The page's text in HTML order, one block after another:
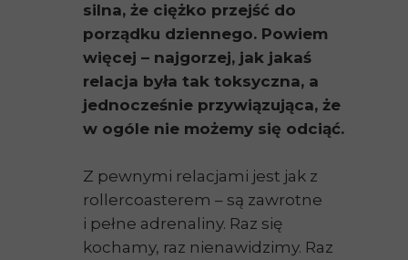
silna, że ciężko przejść do
porządku dziennego. Powiem
więcej – najgorzej, jak jakaś
relacja była tak toksyczna, a
jednocześnie przywiązująca, że
w ogóle nie możemy się odciąć.
Z pewnymi relacjami jest jak z
rollercoasterem – są zawrotne
i pełne adrenaliny. Raz się
kochamy, raz nienawidzimy. Raz